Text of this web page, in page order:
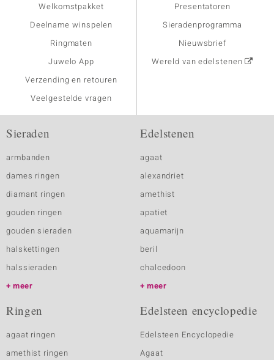
Welkomstpakket
Deelname winspelen
Ringmaten
Juwelo App
Verzending en retouren
Veelgestelde vragen
Presentatoren
Sieradenprogramma
Nieuwsbrief
Wereld van edelstenen
Sieraden
armbanden
dames ringen
diamant ringen
gouden ringen
gouden sieraden
halskettingen
halssieraden
meer
Edelstenen
agaat
alexandriet
amethist
apatiet
aquamarijn
beril
chalcedoon
meer
Ringen
agaat ringen
amethist ringen
Edelsteen encyclopedie
Edelsteen Encyclopedie
Agaat